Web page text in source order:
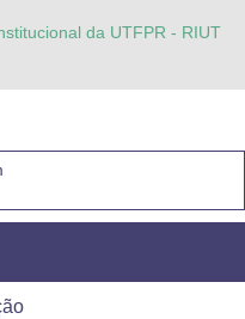
da UTFPR - RIUT